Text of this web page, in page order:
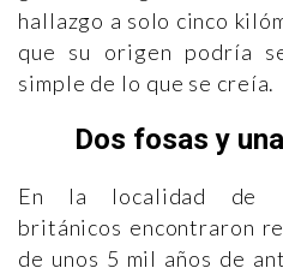
hallazgo a solo cinco
que su origen podría
simple de lo que se creía.
Dos fosas y
En la localidad de
británicos encontraron
de unos 5 mil años de